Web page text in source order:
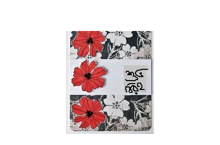
তিনটি
কবিতা"